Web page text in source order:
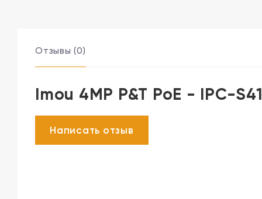
Отзывы (0)
Imou 4MP P&T PoE - IPC-